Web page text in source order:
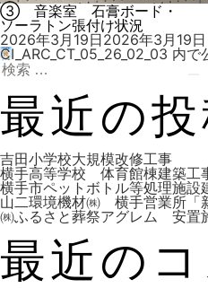
③ 音楽室 石膏ボード・
ソーラトン張付け状況
投
稿
日:
2026年3月19日2026年3月19日
投
稿
ナ
CI_ARC_CT_05_26_02_03 内で
検
索:
最近の投
吉田小学校大規模改修工事
横手高等学校 体育館棟建築工
横手市ペットボトル等処理施設
山二環境機材㈱ 横手営業所「
㈱ふるさと葬祭アグレム 安置
最近の